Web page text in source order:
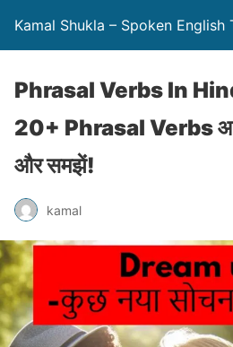
Kamal Shukla – Spoken English
Phrasal Verbs In
20+ Phrasal Verbs
और समझें!
kamal